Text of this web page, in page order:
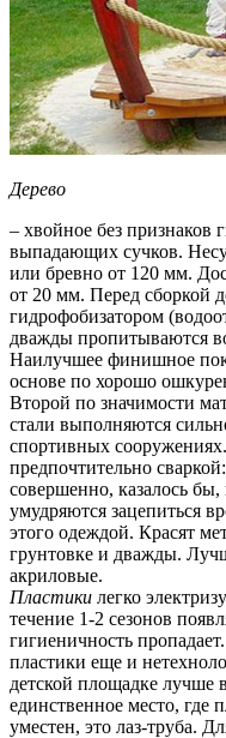
Дерево
– хвойное без признаков
выпадающих сучков.
или бревно от 120 мм.
от 20 мм. Перед сборкой
гидрофобизатором
дважды пропитываются
Наилучшее финишное
основе по хорошо
Второй по значимости
стали выполняются
спортивных
предпочтительно
совершенно, казалось
умудряются зацепиться
этого одеждой. Красят
грунтовке и дважды.
акриловые.
Пластики легко
течение 1-2 сезонов
гигиеничность
пластики еще и
детской площадке лучше
единственное место, где
уместен, это лаз-труба.